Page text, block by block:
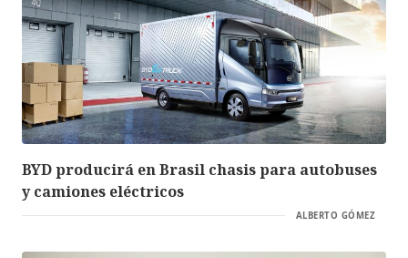
BYD producirá en Brasil chasis para autobuses
y camiones eléctricos
ALBERTO GÓMEZ